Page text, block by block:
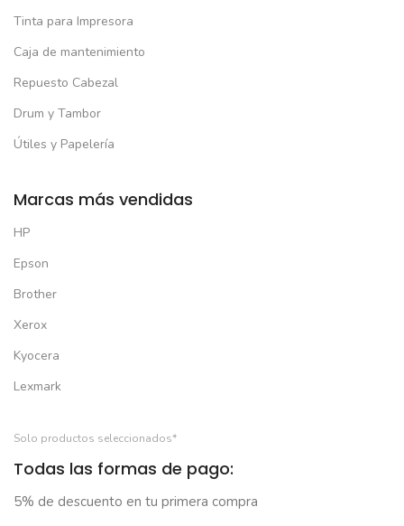
Tinta para Impresora
Caja de mantenimiento
Repuesto Cabezal
Drum y Tambor
Útiles y Papelería
Marcas más vendidas
HP
Epson
Brother
Xerox
Kyocera
Lexmark
Solo productos seleccionados*
Todas las formas de pago:
5% de descuento en tu primera compra